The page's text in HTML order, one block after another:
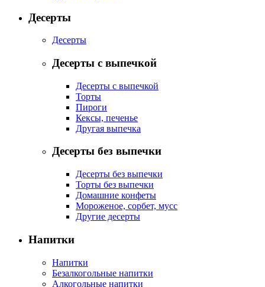
Десерты
Десерты
Десерты с выпечкой
Десерты с выпечкой
Торты
Пироги
Кексы, печенье
Другая выпечка
Десерты без выпечки
Десерты без выпечки
Торты без выпечки
Домашние конфеты
Мороженое, сорбет, мусс
Другие десерты
Напитки
Напитки
Безалкогольные напитки
Алкогольные напитки